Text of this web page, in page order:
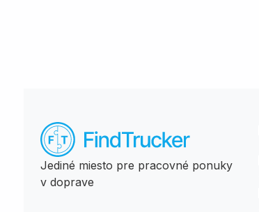
Jediné miesto pre pracovné ponuky
v doprave